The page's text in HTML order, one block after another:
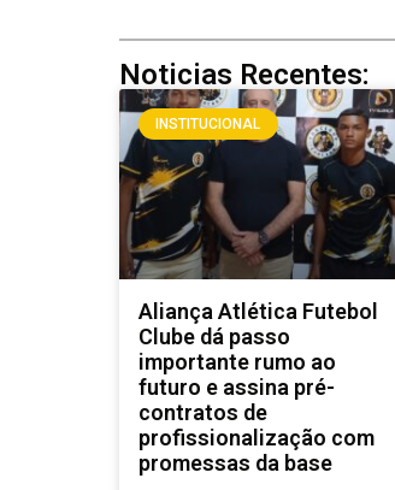
Noticias Recentes:
INSTITUCIONAL
Aliança Atlética Futebol
Clube dá passo
importante rumo ao
futuro e assina pré-
contratos de
profissionalização com
promessas da base